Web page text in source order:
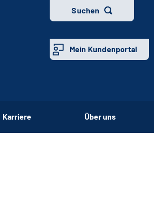
Suchen
Mein Kundenportal
Karriere Über uns